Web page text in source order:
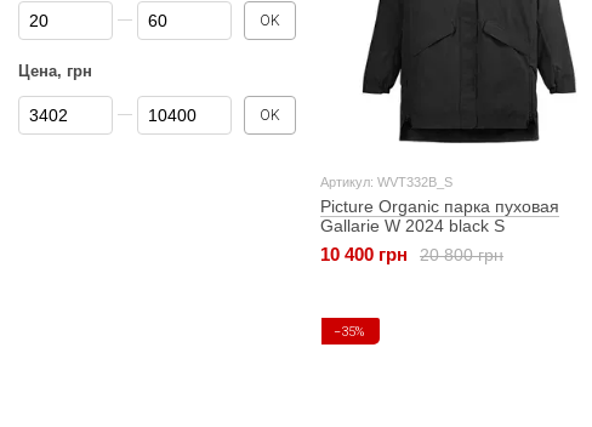
Артикул: WVT332B_S
Picture Organic парка пуховая
Gallarie W 2024 black S
20 800 грн
10 400 грн
−35%
От Скидка %
До Скидка % OK
Цена, грн
От Цена, грн
До Цена, грн OK